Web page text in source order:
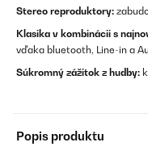
Stereo reproduktory:
Klasika v kombinácii s
vďaka bluetooth, Line-in a
Súkromný zážitok z hudby:
Popis produktu